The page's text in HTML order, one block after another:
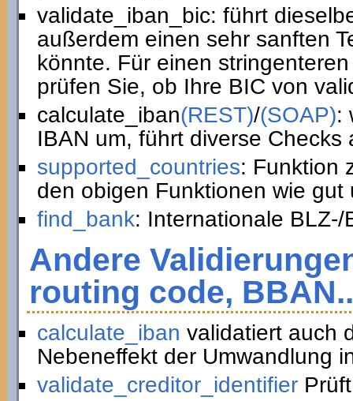
validate_iban_bic: führt
außerdem einen sehr sanften
könnte. Für einen
prüfen Sie, ob Ihre BIC von
calculate_iban(REST)/(SOAP):
IBAN um, führt diverse
supported_countries: Funktion
den obigen Funktionen wie gut
find_bank: Internationale BLZ-/
Andere
routing code,
calculate_iban validatiert auch
Nebeneffekt der Umwandlung
validate_creditor_identifierPrüft